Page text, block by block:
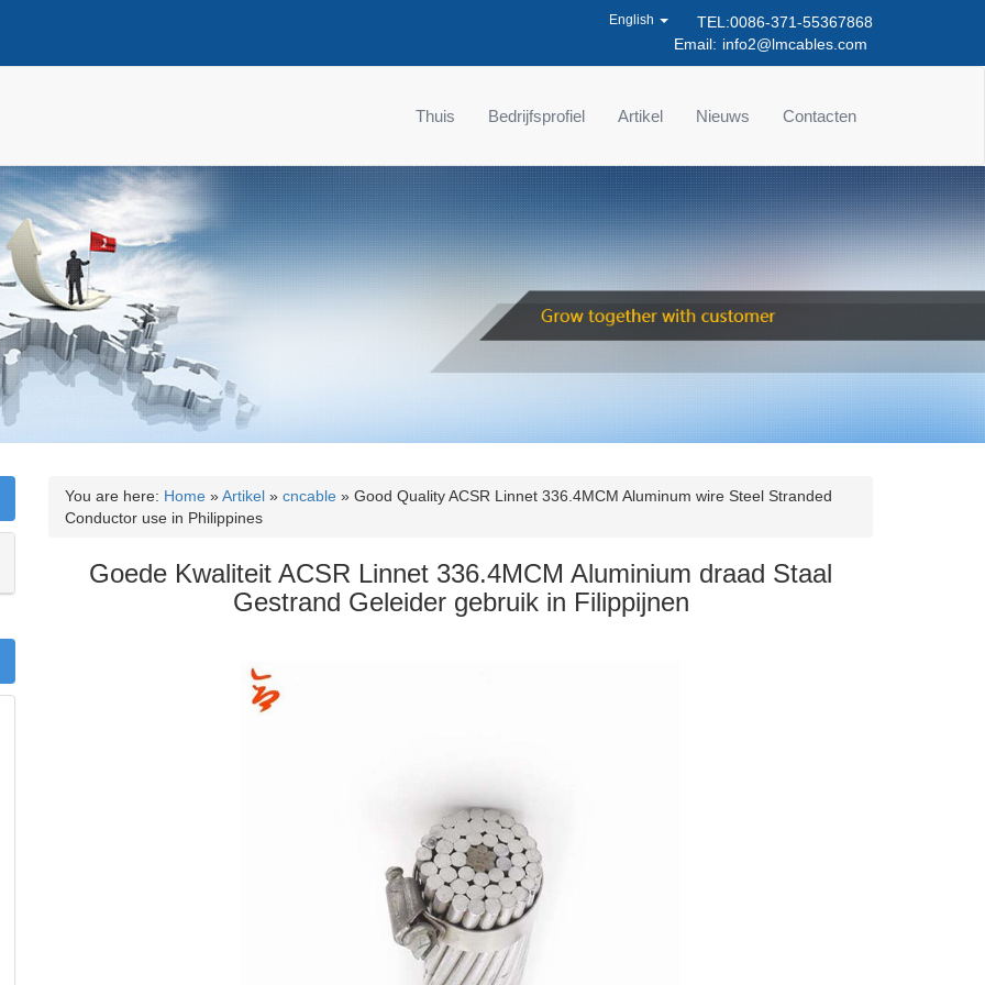
TEL:0086-371-55367868
Email: info2@lmcables.com
English
Thuis Bedrijfsprofiel Artikel Nieuws Contacten
You are here: Home »Artikel » cncable » Good Quality ACSR Linnet 336.4MCM Aluminum wire Steel Stranded
Conductor use in Philippines
Goede Kwaliteit ACSR Linnet 336.4MCM Aluminium draad Staal
Gestrand Geleider gebruik in Filippijnen